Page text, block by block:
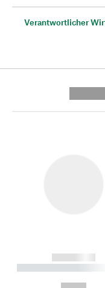
Verantwortlicher
------------
----------- -----------